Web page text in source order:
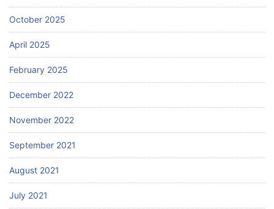
October 2025
April 2025
February 2025
December 2022
November 2022
September 2021
August 2021
July 2021